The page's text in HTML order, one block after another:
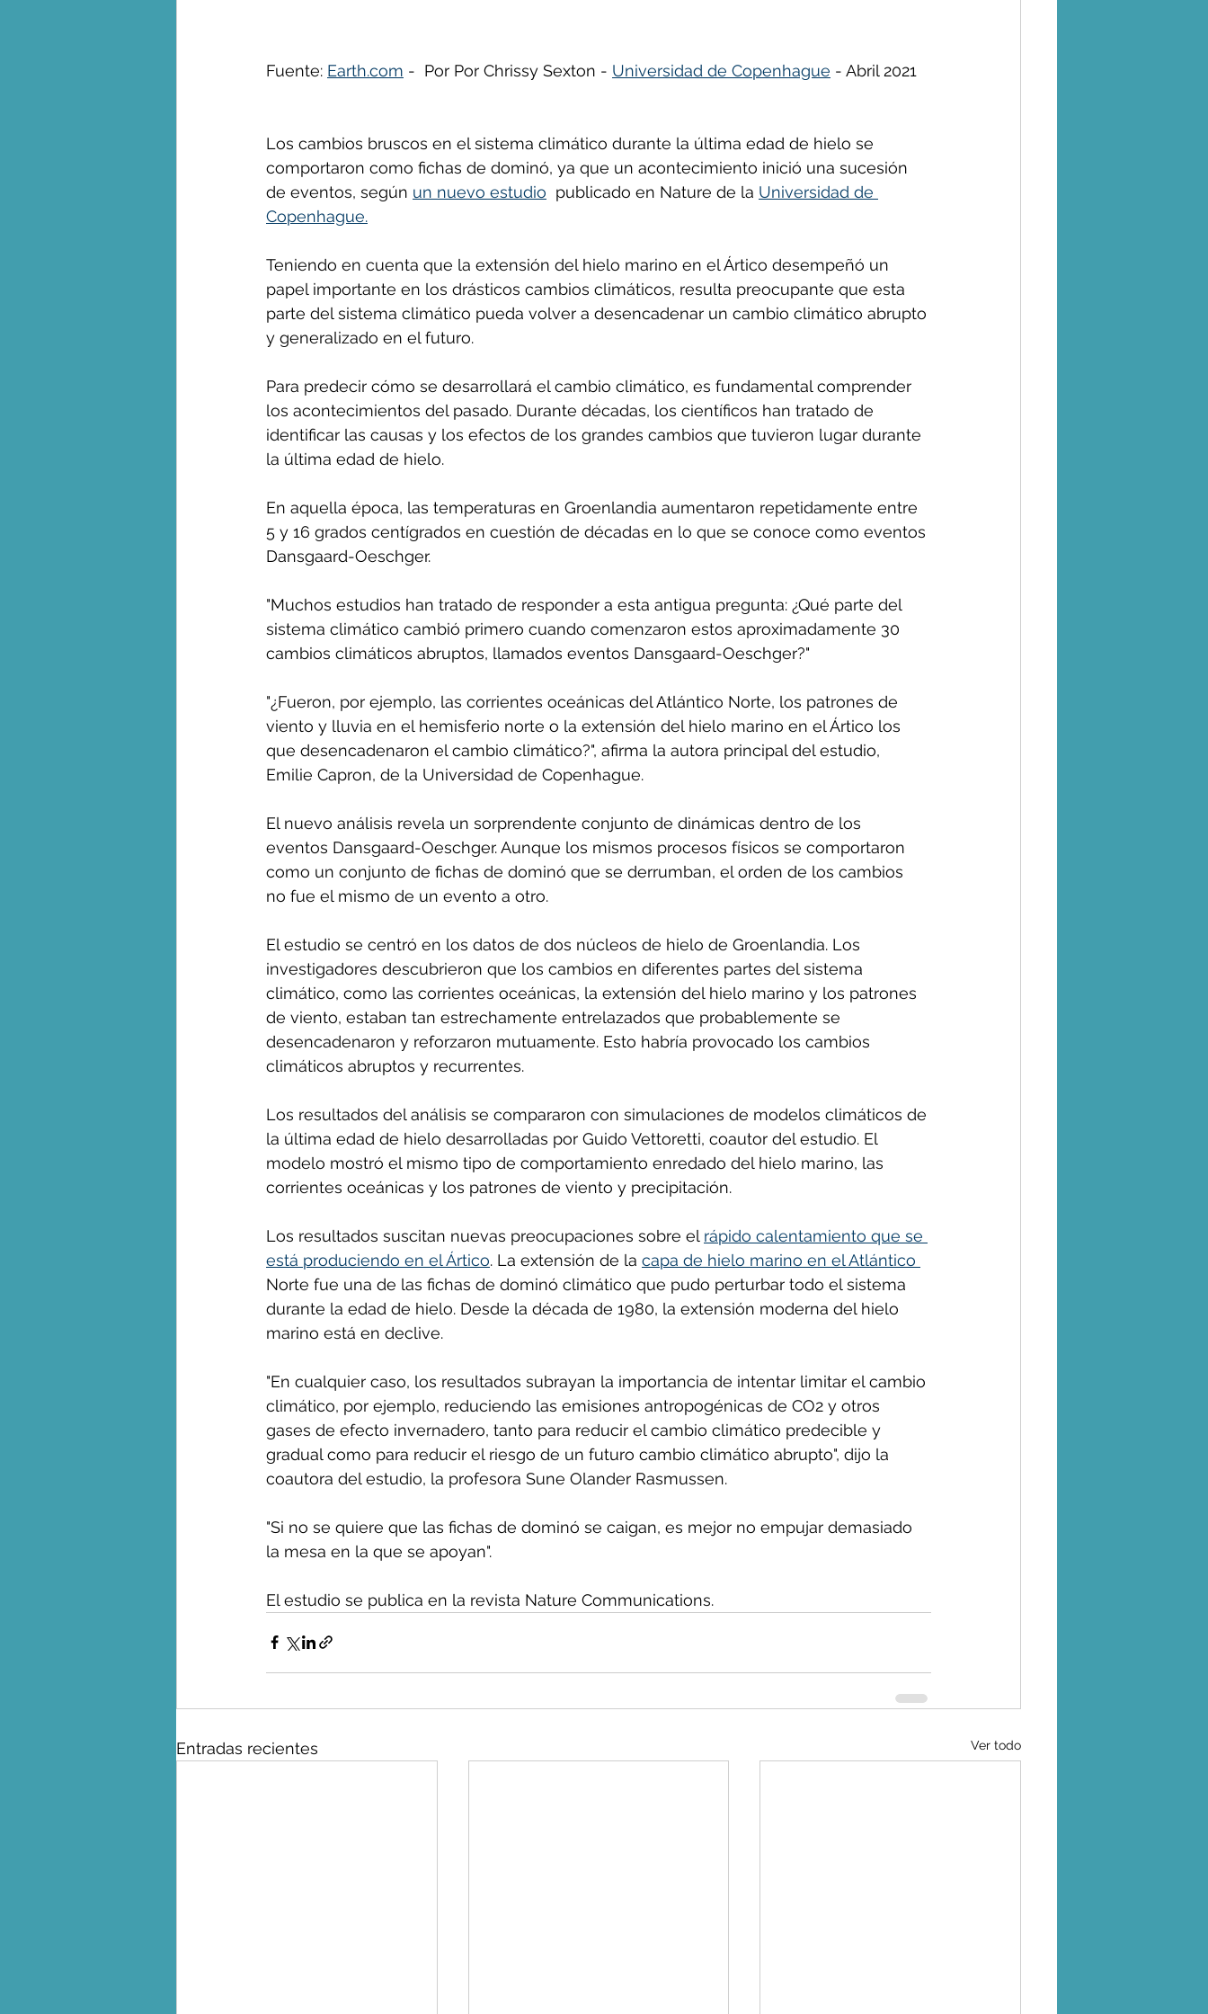
George Monbiot en español Huella de carbono
Fuente: Earth.com -  Por Por Chrissy Sexton - Universidad de Copenhague - Abril 2021
Los cambios bruscos en el sistema climático durante la última edad de hielo se
comportaron como fichas de dominó, ya que un acontecimiento inició una sucesión
de eventos, según un nuevo estudio
  publicado en Nature de la
Universidad de
Copenhague.
Teniendo en cuenta que la extensión del hielo marino en el Ártico desempeñó un
papel importante en los drásticos cambios climáticos, resulta preocupante que esta
parte del sistema climático pueda volver a desencadenar un cambio climático abrupto
y generalizado en el futuro.
Para predecir cómo se desarrollará el cambio climático, es fundamental comprender
los acontecimientos del pasado. Durante décadas, los científicos han tratado de
identificar las causas y los efectos de los grandes cambios que tuvieron lugar durante
la última edad de hielo.
En aquella época, las temperaturas en Groenlandia aumentaron repetidamente entre
5 y 16 grados centígrados en cuestión de décadas en lo que se conoce como eventos
Dansgaard-Oeschger.
"Muchos estudios han tratado de responder a esta antigua pregunta: ¿Qué parte del
sistema climático cambió primero cuando comenzaron estos aproximadamente 30
cambios climáticos abruptos, llamados eventos Dansgaard-Oeschger?"
"¿Fueron, por ejemplo, las corrientes oceánicas del Atlántico Norte, los patrones de
viento y lluvia en el hemisferio norte o la extensión del hielo marino en el Ártico los
que desencadenaron el cambio climático?", afirma la autora principal del estudio,
Emilie Capron, de la Universidad de Copenhague.
El nuevo análisis revela un sorprendente conjunto de dinámicas dentro de los
eventos Dansgaard-Oeschger. Aunque los mismos procesos físicos se comportaron
como un conjunto de fichas de dominó que se derrumban, el orden de los cambios
no fue el mismo de un evento a otro.
El estudio se centró en los datos de dos núcleos de hielo de Groenlandia. Los
investigadores descubrieron que los cambios en diferentes partes del sistema
climático, como las corrientes oceánicas, la extensión del hielo marino y los patrones
de viento, estaban tan estrechamente entrelazados que probablemente se
desencadenaron y reforzaron mutuamente. Esto habría provocado los cambios
climáticos abruptos y recurrentes.
Los resultados del análisis se compararon con simulaciones de modelos climáticos de
la última edad de hielo desarrolladas por Guido Vettoretti, coautor del estudio. El
modelo mostró el mismo tipo de comportamiento enredado del hielo marino, las
corrientes oceánicas y los patrones de viento y precipitación.
Los resultados suscitan nuevas preocupaciones sobre el rápido calentamiento que se
está produciendo en el Ártico. La extensión de la capa de hielo marino en el Atlántico
Norte fue una de las fichas de dominó climático que pudo perturbar todo el sistema
durante la edad de hielo. Desde la década de 1980, la extensión moderna del hielo
marino está en declive.
"En cualquier caso, los resultados subrayan la importancia de intentar limitar el cambio
climático, por ejemplo, reduciendo las emisiones antropogénicas de CO2 y otros
gases de efecto invernadero, tanto para reducir el cambio climático predecible y
gradual como para reducir el riesgo de un futuro cambio climático abrupto", dijo la
coautora del estudio, la profesora Sune Olander Rasmussen.
"Si no se quiere que las fichas de dominó se caigan, es mejor no empujar demasiado
la mesa en la que se apoyan".
El estudio se publica en la revista Nature Communications.
Entradas recientes Ver todo